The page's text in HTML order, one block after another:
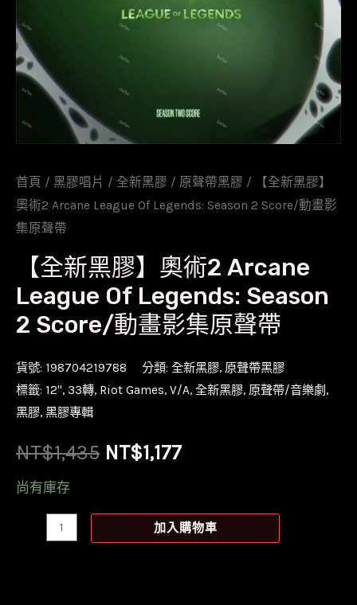
首頁 / 黑膠唱片 / 全新黑膠 / 原聲帶黑膠 / 【全新黑膠】
奧術2 Arcane League Of Legends: Season 2 Score/動畫影
集原聲帶
【全新黑膠】奧術2 Arcane
League Of Legends: Season
2 Score/動畫影集原聲帶
貨號: 198704219788 分類: 全新黑膠, 原聲帶黑膠
標籤: 12'', 33轉, Riot Games, V/A, 全新黑膠, 原聲帶/音樂劇 ,
黑膠, 黑膠專輯
NT$1,435 原
NT$1,177目
價
尚有庫存
加入購物車